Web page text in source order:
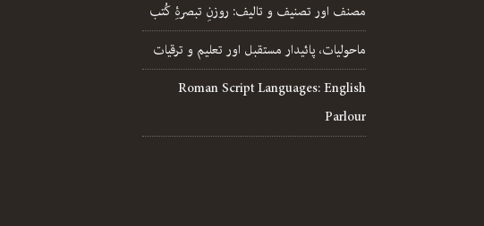
مصنف اور تصنیف و تالیف: روزنِ تبصرۂِ کُتب
ماحولیات، پائیدار مستقبل اور تعلیم و ترقیات
Roman Script Languages: English
Parlour